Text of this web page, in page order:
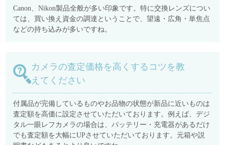
Canon、Nikon製品全般が多い印象です。特に交換レンズについ
ては、買い換え資金の調達ということで、望遠・広角・単焦点
などの持ち込みが多いですね。
カメラの査定価格を高くするコツを教
えてください
付属品が完備しているものやお品物の状態が新品に近いものは
査定額を高価に設定させていただいております。例えば、デジ
タル一眼レフカメラの場合は、バッテリー・充電器があるだけ
でも査定額を大幅にUPさせていただいております。元箱や説